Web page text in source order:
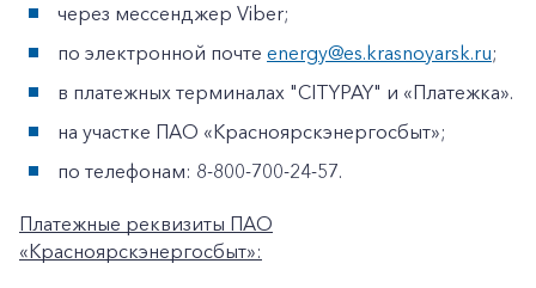
через мессенджер Viber;
по электронной почте energy@es.krasnoyarsk.ru;
в платежных терминалах "CITYPAY" и «Платежка».
на участке ПАО «Красноярскэнергосбыт»;
по телефонам: 8-800-700-24-57.
Платежные реквизиты ПАО
«Красноярскэнергосбыт»: